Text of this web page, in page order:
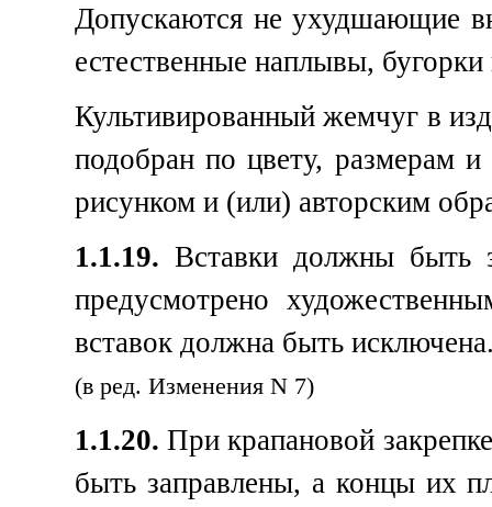
Допускаются не ухудшающие
естественные наплывы,
Культивированный жемчуг в
подобран по цвету, размерам
рисунком и (или) авторским
1.1.19. Вставки должны быть
предусмотрено
вставок должна быть
(в ред. Изменения N 7)
1.1.20. При крапановой
быть заправлены, а концы их